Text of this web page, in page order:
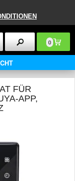
0
FÜR
APP, S